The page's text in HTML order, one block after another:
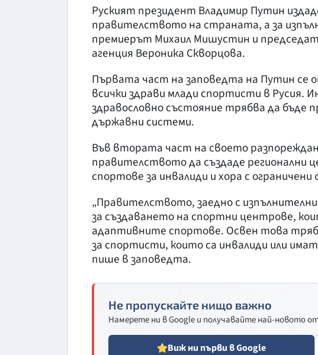
Руският президент Владимир Путин
правителството на страната, а за
премиерът Михаил Мишустин и
агенция Вероника Скворцова.
Първата част на заповедта на Путин се
всички здрави млади спортисти в Русия.
здравословно състояние трябва да бъде
държавни системи.
Във втората част на своето
правителството да създаде регионални
спортове за инвалиди и хора с
„Правителството, заедно с
за създаването на спортни центрове,
адаптивните спортове. Освен това
за спортисти, които са инвалиди или
пише в заповедта.
Не пропускайте нищо важно
Намерете ни в Google и получавайте най-новото
Виж ни първи в Google